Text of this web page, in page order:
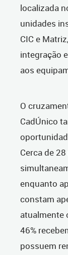
localizada
unidades
CIC e
integração
aos
O
CadÚnico
Cerca de
enquanto
constam
atualmente
46%
possuem